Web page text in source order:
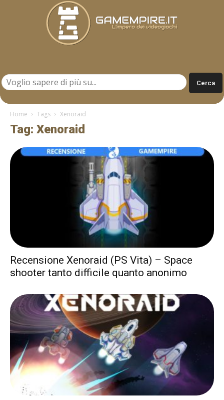
Home Tags Xenoraid
Tag: Xenoraid
Recensione Xenoraid (PS Vita) – Space
shooter tanto difficile quanto anonimo